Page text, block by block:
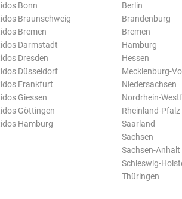
Bonn
Braunschweig
Bremen
Darmstadt
Dresden
Düsseldorf
Frankfurt
Giessen
Göttingen
Hamburg
Berlin
Brandenburg
Bremen
Hamburg
Hessen
Mecklenburg-
Niedersachsen
Nordrhein-
Rheinland-Pfalz
Saarland
Sachsen
Sachsen-Anhalt
Schleswig-
Thüringen